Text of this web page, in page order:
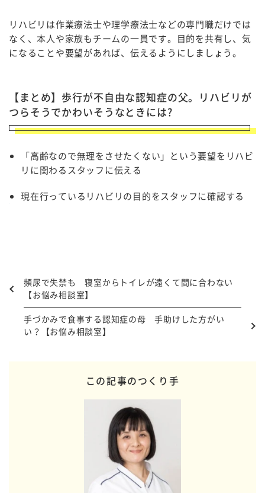
リハビリは作業療法士や理学療法士などの専門職だけでは
なく、本人や家族もチームの一員です。目的を共有し、気
になることや要望があれば、伝えるようにしましょう。
【まとめ】歩行が不自由な認知症の父。リハビリが
つらそうでかわいそうなときには?
「高齢なので無理をさせたくない」という要望をリハビ
リに関わるスタッフに伝える
現在行っているリハビリの目的をスタッフに確認する
頻尿で失禁も 寝室からトイレが遠くて間に合わない
【お悩み相談室】
手づかみで食事する認知症の母 手助けした方がい
い？【お悩み相談室】
この記事のつくり手